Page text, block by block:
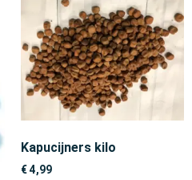
Kapucijners kilo
€4,99